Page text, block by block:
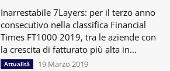
Inarrestabile 7Layers: per il terzo anno
consecutivo nella classifica Financial
Times FT1000 2019, tra le aziende con
la crescita di fatturato più alta in...
Attualità 19 Marzo 2019